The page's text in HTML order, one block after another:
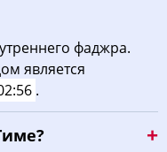
фаджра.
является
.